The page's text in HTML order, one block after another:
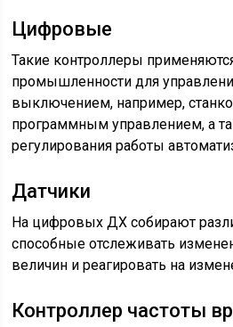
Цифровые
Такие контроллеры
промышленности для
выключением, например,
программным управлением, а
регулирования работы
Датчики
На цифровых ДХ собирают
способные отслеживать
величин и реагировать на
Контроллер частоты